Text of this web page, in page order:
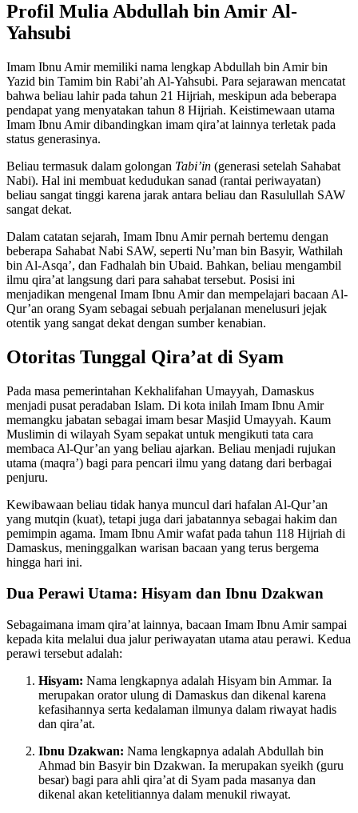
Profil Mulia Abdullah bin Amir Al-
Yahsubi
Imam Ibnu Amir memiliki nama lengkap Abdullah bin Amir bin
Yazid bin Tamim bin Rabi’ah Al-Yahsubi. Para sejarawan mencatat
bahwa beliau lahir pada tahun 21 Hijriah, meskipun ada beberapa
pendapat yang menyatakan tahun 8 Hijriah. Keistimewaan utama
Imam Ibnu Amir dibandingkan imam qira’at lainnya terletak pada
status generasinya.
Beliau termasuk dalam golongan Tabi’in (generasi setelah Sahabat
Nabi). Hal ini membuat kedudukan sanad (rantai periwayatan)
beliau sangat tinggi karena jarak antara beliau dan Rasulullah SAW
sangat dekat.
Dalam catatan sejarah, Imam Ibnu Amir pernah bertemu dengan
beberapa Sahabat Nabi SAW, seperti Nu’man bin Basyir, Wathilah
bin Al-Asqa’, dan Fadhalah bin Ubaid. Bahkan, beliau mengambil
ilmu qira’at langsung dari para sahabat tersebut. Posisi ini
menjadikan mengenal Imam Ibnu Amir dan mempelajari bacaan Al-
Qur’an orang Syam sebagai sebuah perjalanan menelusuri jejak
otentik yang sangat dekat dengan sumber kenabian.
Otoritas Tunggal Qira’at di Syam
Pada masa pemerintahan Kekhalifahan Umayyah, Damaskus
menjadi pusat peradaban Islam. Di kota inilah Imam Ibnu Amir
memangku jabatan sebagai imam besar Masjid Umayyah. Kaum
Muslimin di wilayah Syam sepakat untuk mengikuti tata cara
membaca Al-Qur’an yang beliau ajarkan. Beliau menjadi rujukan
utama (maqra’) bagi para pencari ilmu yang datang dari berbagai
penjuru.
Kewibawaan beliau tidak hanya muncul dari hafalan Al-Qur’an
yang mutqin (kuat), tetapi juga dari jabatannya sebagai hakim dan
pemimpin agama. Imam Ibnu Amir wafat pada tahun 118 Hijriah di
Damaskus, meninggalkan warisan bacaan yang terus bergema
hingga hari ini.
Dua Perawi Utama: Hisyam dan Ibnu Dzakwan
Sebagaimana imam qira’at lainnya, bacaan Imam Ibnu Amir sampai
kepada kita melalui dua jalur periwayatan utama atau perawi. Kedua
perawi tersebut adalah:
Hisyam: Nama lengkapnya adalah Hisyam bin Ammar. Ia
merupakan orator ulung di Damaskus dan dikenal karena
kefasihannya serta kedalaman ilmunya dalam riwayat hadis
dan qira’at.
Ibnu Dzakwan: Nama lengkapnya adalah Abdullah bin
Ahmad bin Basyir bin Dzakwan. Ia merupakan syeikh (guru
besar) bagi para ahli qira’at di Syam pada masanya dan
dikenal akan ketelitiannya dalam menukil riwayat.